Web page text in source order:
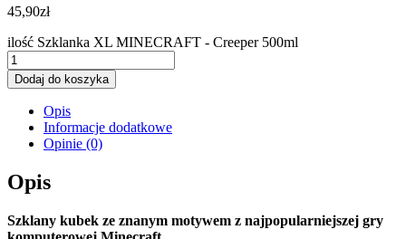
45,90zł
ilość Szklanka XL MINECRAFT - Creeper 500ml
Dodaj do koszyka
Opis
Informacje dodatkowe
Opinie (0)
Opis
Szklany kubek ze znanym motywem z najpopularniejszej gry